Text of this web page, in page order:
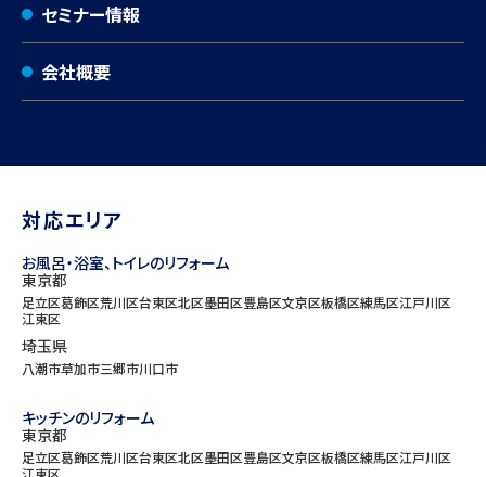
セミナー情報
会社概要
対応エリア
お風呂・浴室、トイレのリフォーム
東京都
足立区葛飾区荒川区台東区北区墨田区豊島区文京区板橋区練馬区江戸川区
江東区
埼玉県
八潮市草加市三郷市川口市
キッチンのリフォーム
東京都
足立区葛飾区荒川区台東区北区墨田区豊島区文京区板橋区練馬区江戸川区
江東区